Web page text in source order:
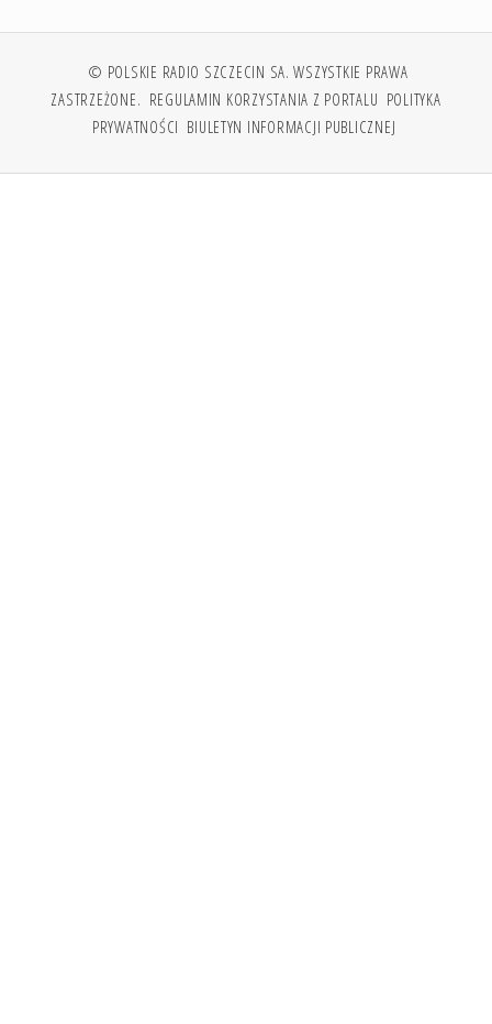
© POLSKIE RADIO SZCZECIN SA. WSZYSTKIE PRAWA
ZASTRZEŻONE. REGULAMIN KORZYSTANIA Z PORTALU POLITYKA
PRYWATNOŚCI BIULETYN INFORMACJI PUBLICZNEJ